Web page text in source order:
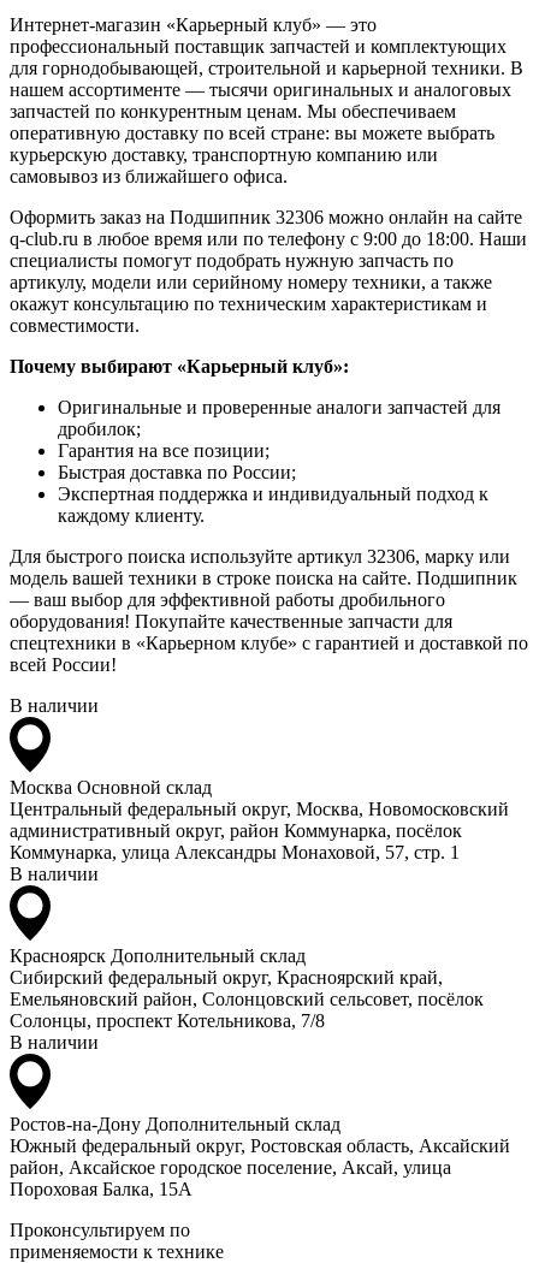
Интернет-магазин «Карьерный клуб» — это
профессиональный поставщик запчастей и комплектующих
для горнодобывающей, строительной и карьерной техники. В
нашем ассортименте — тысячи оригинальных и аналоговых
запчастей по конкурентным ценам. Мы обеспечиваем
оперативную доставку по всей стране: вы можете выбрать
курьерскую доставку, транспортную компанию или
самовывоз из ближайшего офиса.
Оформить заказ на Подшипник 32306 можно онлайн на сайте
q-club.ru в любое время или по телефону с 9:00 до 18:00. Наши
специалисты помогут подобрать нужную запчасть по
артикулу, модели или серийному номеру техники, а также
окажут консультацию по техническим характеристикам и
совместимости.
Почему выбирают «Карьерный клуб»:
Оригинальные и проверенные аналоги запчастей для
дробилок;
Гарантия на все позиции;
Быстрая доставка по России;
Экспертная поддержка и индивидуальный подход к
каждому клиенту.
Для быстрого поиска используйте артикул 32306, марку или
модель вашей техники в строке поиска на сайте. Подшипник
— ваш выбор для эффективной работы дробильного
оборудования! Покупайте качественные запчасти для
спецтехники в «Карьерном клубе» с гарантией и доставкой по
всей России!
В наличии
Москва Основной склад
Центральный федеральный округ, Москва, Новомосковский
административный округ, район Коммунарка, посёлок
Коммунарка, улица Александры Монаховой, 57, стр. 1
В наличии
Красноярск Дополнительный склад
Сибирский федеральный округ, Красноярский край,
Емельяновский район, Солонцовский сельсовет, посёлок
Солонцы, проспект Котельникова, 7/8
В наличии
Ростов-на-Дону Дополнительный склад
Южный федеральный округ, Ростовская область, Аксайский
район, Аксайское городское поселение, Аксай, улица
Пороховая Балка, 15А
Проконсультируем по
применяемости к технике